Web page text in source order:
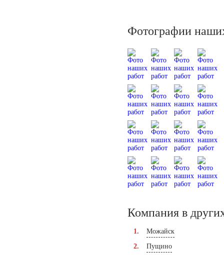
Фотографии
Компания в
Можайск
Пущино